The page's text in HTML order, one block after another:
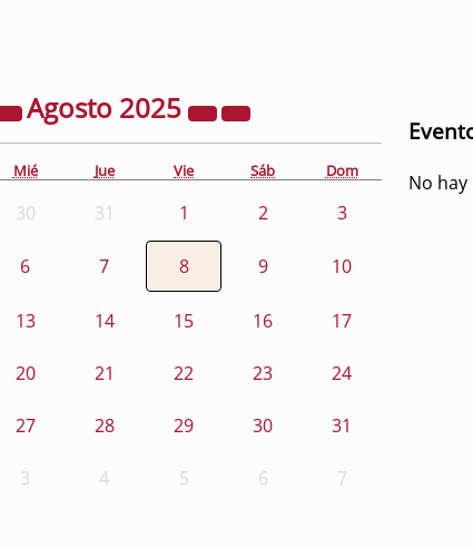
Agosto 2025
Mié Jue Vie Sáb Dom
30 31 1 2 3
6 7 8 9 10
13 14 15 16 17
20 21 22 23 24
27 28 29 30 31
3 4 5 6 7
No